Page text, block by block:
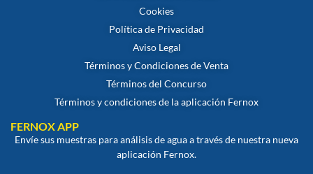
Cookies
Política de Privacidad
Aviso Legal
Términos y Condiciones de Venta
Términos del Concurso
Términos y condiciones de la aplicación Fernox
FERNOX APP
Envíe sus muestras para análisis de agua a través de nuestra nueva
aplicación Fernox.